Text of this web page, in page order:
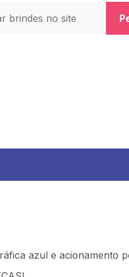
azul e acionamento